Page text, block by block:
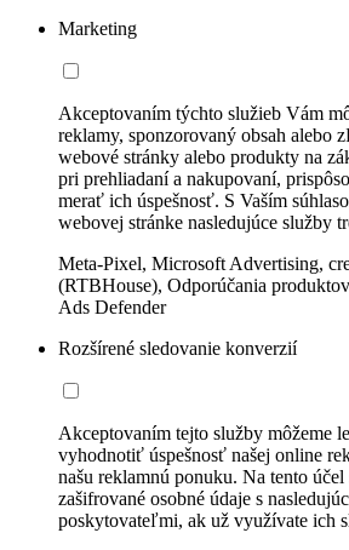
Marketing
Akceptovaním týchto služieb Vám
reklamy, sponzorovaný obsah alebo
webové stránky alebo produkty na
pri prehliadaní a nakupovaní,
merať ich úspešnosť. S Vaším
webovej stránke nasledujúce služby
Meta-Pixel, Microsoft Advertising,
(RTBHouse), Odporúčania
Ads Defender
Rozšírené sledovanie konverzií
Akceptovaním tejto služby môžeme
vyhodnotiť úspešnosť našej online
našu reklamnú ponuku. Na tento
zašifrované osobné údaje s
poskytovateľmi, ak už využívate ich